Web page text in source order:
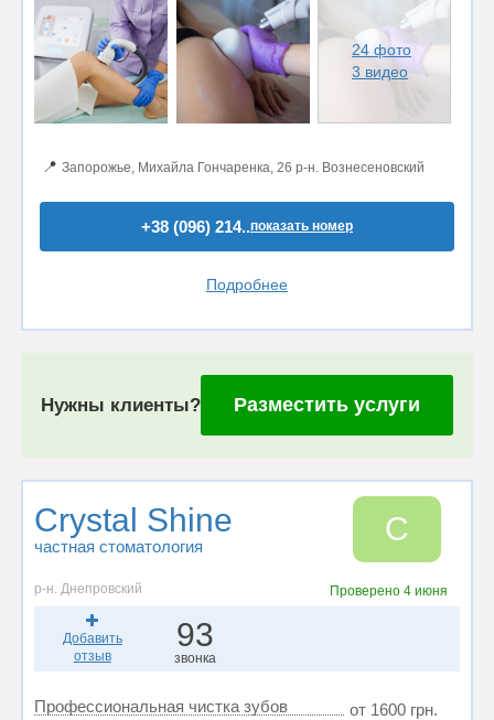
24 фото
3 видео
📍 Запорожье, Михайла Гончаренка, 26 р-н. Вознесеновский
+38 (096) 214..показать номер
Подробнее
Нужны клиенты? Разместить услуги
Crystal Shine
частная стоматология C
р-н. Днепровский Проверено4 июня
Добавить
отзыв
93
звонка
Профессиональная чистка зубов от 1600 грн.